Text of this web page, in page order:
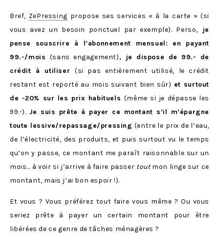
Bref, ZePressing propose ses services « à la carte » (si
vous avez un besoin ponctuel par exemple). Perso, je
pense souscrire à l’abonnement mensuel: en payant
99.-/mois (sans engagement), je dispose de 99.- de
crédit à utiliser (si pas entièrement utilisé, le crédit
restant est reporté au mois suivant bien sûr) et surtout
de -20% sur les prix habituels (même si je dépasse les
99.-). Je suis prête à payer ce montant s’il m’épargne
toute lessive/repassage/pressing (entre le prix de l’eau,
de l’électricité, des produits, et puis surtout vu le temps
qu’on y passe, ce montant me paraît raisonnable sur un
mois… à voir si j’arrive à faire passer toutmon linge sur ce
montant, mais j’ai bon espoir !).
Et vous ? Vous préférez tout faire vous même ? Ou vous
seriez prête à payer un certain montant pour être
libérées de ce genre de tâches ménagères ?